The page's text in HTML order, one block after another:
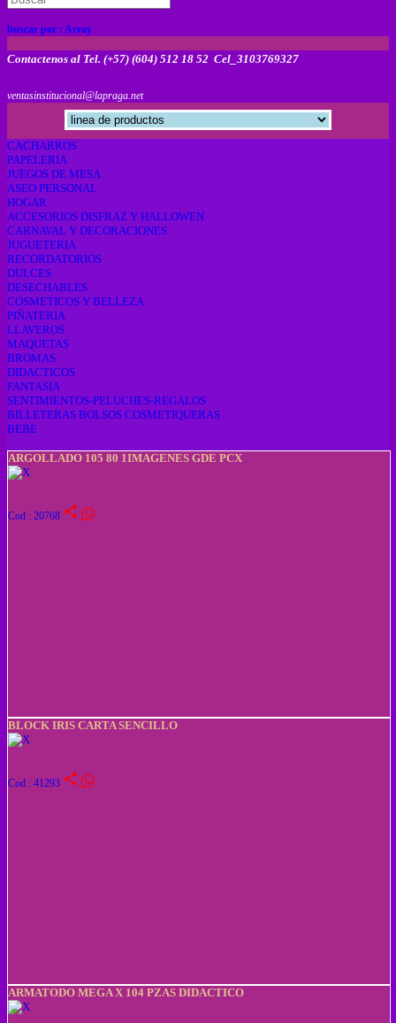
buscar por : Array
Contactenos al Tel. (+57) (604) 512 18 52 Cel_3103769327
ventasinstitucional@lapraga.net
CACHARROS
PAPELERIA
JUEGOS DE MESA
ASEO PERSONAL
HOGAR
ACCESORIOS DISFRAZ Y HALLOWEN
CARNAVAL Y DECORACIONES
JUGUETERIA
RECORDATORIOS
DULCES
DESECHABLES
COSMETICOS Y BELLEZA
PIÑATERIA
LLAVEROS
MAQUETAS
BROMAS
DIDACTICOS
FANTASIA
SENTIMIENTOS-PELUCHES-REGALOS
BILLETERAS BOLSOS COSMETIQUERAS
BEBE
ARGOLLADO 105 80 1IMAGENES GDE PCX
Cod : 20768 share
BLOCK IRIS CARTA SENCILLO
Cod : 41293 share
ARMATODO MEGA X 104 PZAS DIDACTICO